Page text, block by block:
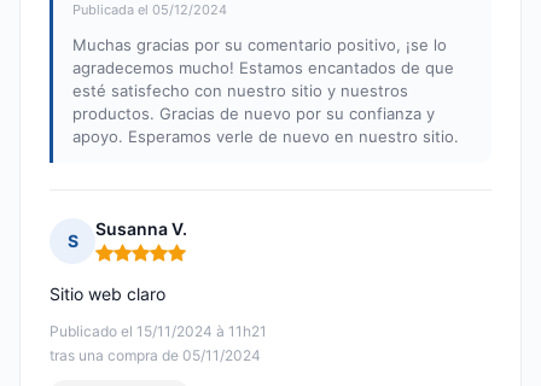
Publicada el 05/12/2024
Muchas gracias por su comentario positivo, ¡se lo
agradecemos mucho! Estamos encantados de que
esté satisfecho con nuestro sitio y nuestros
productos. Gracias de nuevo por su confianza y
apoyo. Esperamos verle de nuevo en nuestro sitio.
S
Susanna V.
Nota: 5 de 5
Publicado el 15/11/2024 à 11h21
tras una compra de 05/11/2024
Sitio web claro